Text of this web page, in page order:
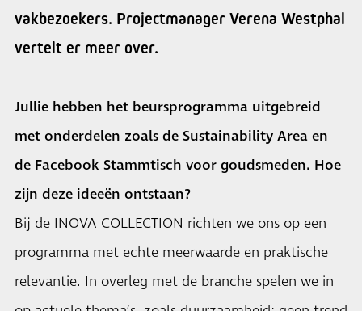
vakbezoekers. Projectmanager Verena Westphal
vertelt er meer over.
Jullie hebben het beursprogramma uitgebreid
met onderdelen zoals de Sustainability Area en
de Facebook Stammtisch voor goudsmeden. Hoe
zijn deze ideeën ontstaan?
Bij de INOVA COLLECTION richten we ons op een
programma met echte meerwaarde en praktische
relevantie. In overleg met de branche spelen we in